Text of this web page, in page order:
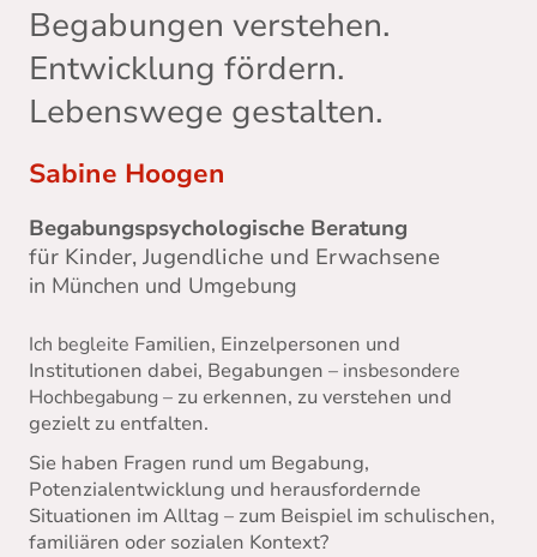
Begabungen verstehen.
Entwicklung fördern.
Lebenswege gestalten.
Sabine Hoogen
Begabungspsychologische Beratung
für Kinder, Jugendliche und Erwachsene
in München und Umgebung
Ich begleite Familien, Einzelpersonen und
Institutionen dabei, Begabungen – insbesondere
Hochbegabung – zu erkennen, zu verstehen und
gezielt zu entfalten.
Sie haben Fragen rund um Begabung,
Potenzialentwicklung und herausfordernde
Situationen im Alltag – zum Beispiel im schulischen,
familiären oder sozialen Kontext?